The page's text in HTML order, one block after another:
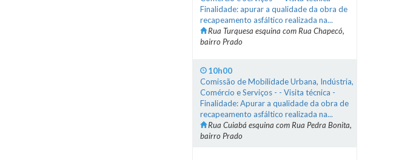
Finalidade: apurar a qualidade da obra de
recapeamento asfáltico realizada na...
Rua Turquesa esquina com Rua Chapecó,
bairro Prado
10h00
Comissão de Mobilidade Urbana, Indústria,
Comércio e Serviços - - Visita técnica -
Finalidade: Apurar a qualidade da obra de
recapeamento asfáltico realizada na...
Rua Cuiabá esquina com Rua Pedra Bonita,
bairro Prado